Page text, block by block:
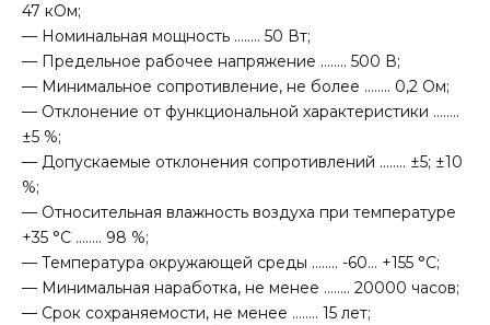
47 кОм;
— Номинальная мощность …….. 50 Вт;
— Предельное рабочее напряжение …….. 500 В;
— Минимальное сопротивление, не более …….. 0,2 Ом;
— Отклонение от функциональной характеристики ……..
±5 %;
— Допускаемые отклонения сопротивлений …….. ±5; ±10
%;
— Относительная влажность воздуха при температуре
+35 °C …….. 98 %;
— Температура окружающей среды …….. -60… +155 °С;
— Минимальная наработка, не менее …….. 20000 часов;
— Срок сохраняемости, не менее …….. 15 лет;